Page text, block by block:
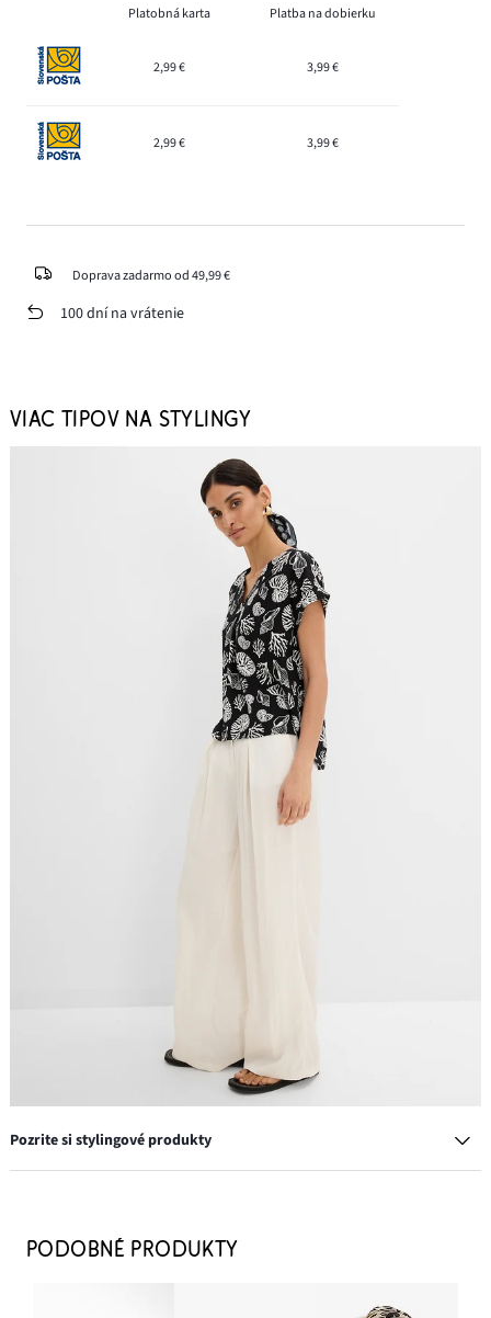
Platobná karta Platba na dobierku
2,99 € 3,99 €
2,99 € 3,99 €
Doprava zadarmo od 49,99 €
100 dní na vrátenie
VIAC TIPOV NA STYLINGY
Pozrite si stylingové produkty
23,99 €
PODOBNÉ PRODUKTY